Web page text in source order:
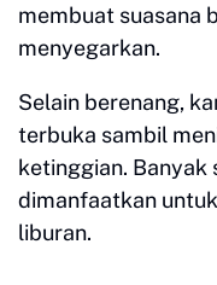
membuat suasana
menyegarkan.
Selain berenang,
terbuka sambil
ketinggian. Banyak
dimanfaatkan
liburan.